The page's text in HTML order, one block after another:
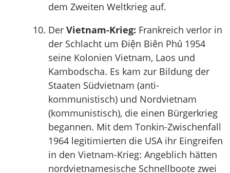
dem Zweiten Weltkrieg auf.
Der Vietnam-Krieg: Frankreich verlor in
der Schlacht um Ðiện Biên Phủ 1954
seine Kolonien Vietnam, Laos und
Kambodscha. Es kam zur Bildung der
Staaten Südvietnam (anti-
kommunistisch) und Nordvietnam
(kommunistisch), die einen Bürgerkrieg
begannen. Mit dem Tonkin-Zwischenfall
1964 legitimierten die USA ihr Eingreifen
in den Vietnam-Krieg: Angeblich hätten
nordvietnamesische Schnellboote zwei